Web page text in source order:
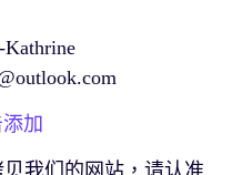
Kathrine
加
我们的网站，请认准